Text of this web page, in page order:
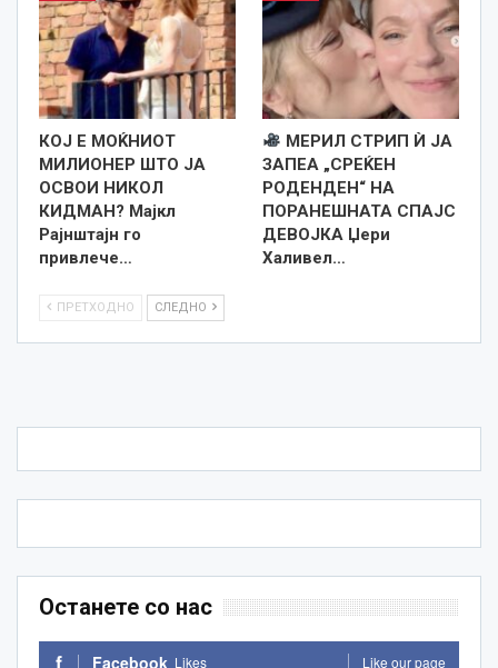
КОЈ Е МОЌНИОТ
МИЛИОНЕР ШТО ЈА
ОСВОИ НИКОЛ
КИДМАН? Мајкл
Рајнштајн го
привлече…
МЕРИЛ СТРИП Ѝ ЈА
ЗАПЕА „СРЕЌЕН
РОДЕНДЕН“ НА
ПОРАНЕШНАТА СПАЈС
ДЕВОЈКА Џери
Халивел…
ПРЕТХОДНО СЛЕДНО
Останете со нас
Facebook Likes Like our page